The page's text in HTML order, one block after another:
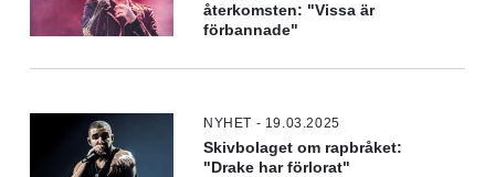
återkomsten: "Vissa är
förbannade"
NYHET - 19.03.2025
Skivbolaget om rapbråket:
"Drake har förlorat"